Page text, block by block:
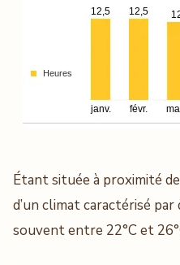
Étant située à proximité
d’un climat caractérisé
souvent entre 22°C et